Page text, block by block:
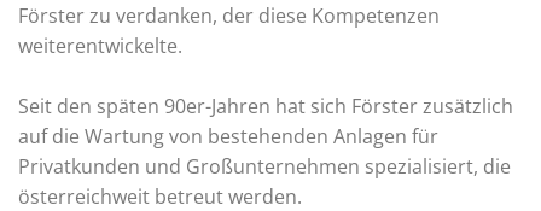
Förster zu verdanken, der diese Kompetenzen
weiterentwickelte.
Seit den späten 90er-Jahren hat sich Förster zusätzlich
auf die Wartung von bestehenden Anlagen für
Privatkunden und Großunternehmen spezialisiert, die
österreichweit betreut werden.